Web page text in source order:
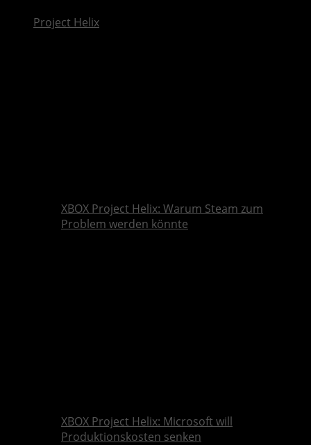
Project Helix
XBOX Project Helix: Warum Steam zum
Problem werden könnte
XBOX Project Helix: Microsoft will
Produktionskosten senken